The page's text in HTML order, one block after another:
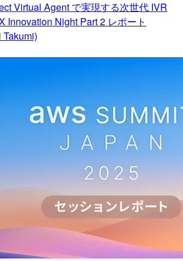
Virtual Agent で実現する次世代 IVR
Innovation Night Part 2 レポート